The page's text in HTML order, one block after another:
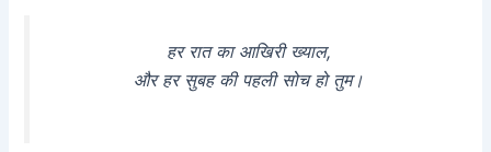
हर रात का आखिरी ख्याल,
और हर सुबह की पहली सोच हो तुम।